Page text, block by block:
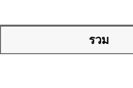
รวม